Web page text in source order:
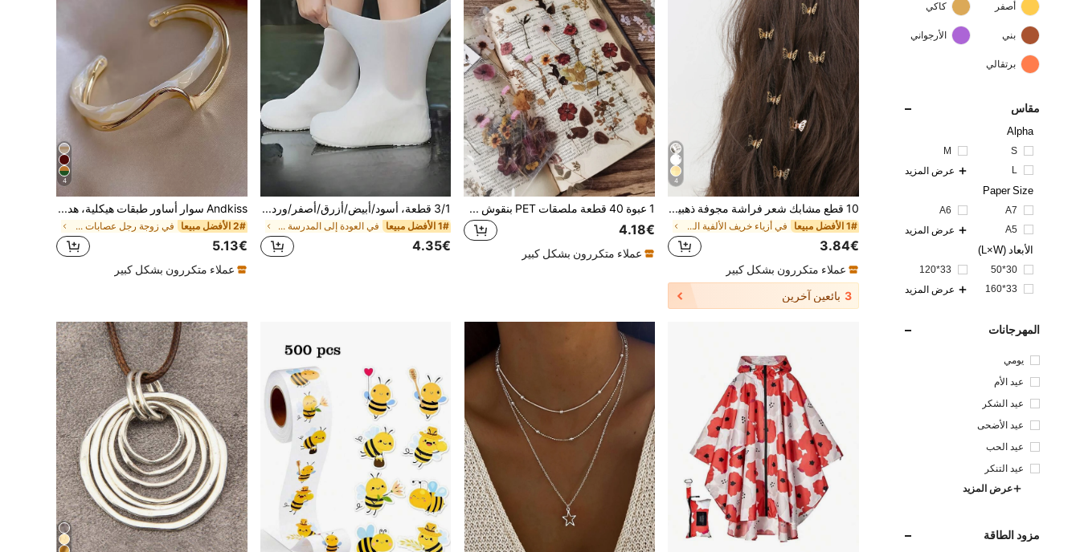
أصفر كاكي
بني الأرجواني
برتقالي
مقاس
Alpha
S
M
L
عرض المزيد
Paper Size
A7
A6
A5
عرض المزيد
الأبعاد (L×W)
30*50
33*120
33*160
عرض المزيد
المهرجانات
يومي
عيد الأم
عيد الشكر
عيد الأضحى
عيد الحب
عيد التنكر
عرض المزيد
مزود الطاقة
4
10 قطع مشابك شعر فراشة مجوفة ذهبية، مشابك فراشة معدنية صغيرة للنساء والفتيات، إكسسوارات شعر زخرفية أنيقة لملابس العطلات
1# الأفضل مبيعا في أزياء خريف الألفية الجديدة إكسسوارات شعر للنساء
3.84€
عملاء متكررون بشكل كبير
3 بائعين آخرين
1 عبوة 40 قطعة ملصقات PET بنقوش زهرية عتيقة لتزيين النباتات DIY كولاج ملصقات ألبوم الصور
4.18€
عملاء متكررون بشكل كبير
3/1 قطعة، أسود/أبيض/أزرق/أصفر/وردي أغطية أحذية سيليكون قابلة لإعادة الاستخدام للرجال والنساء - أغطية أحذية مقاومة للماء وغير قابلة للانزلاق للسفر، تصميم مرن أغطية أحذية خارجية شفافة، إكسسوارات خفيفة الوزن لمعدات المطر للمشي لمسافات طويلة/التخييم تبريد الصيف
1# الأفضل مبيعا في العودة إلى المدرسة ملابس المطر
4.35€
4
Andkiss سوار أساور طبقات هيكلية، هدية عيد ميلاد
2# الأفضل مبيعا في زوجة رجل عصابات جمالي
5.13€
عملاء متكررون بشكل كبير